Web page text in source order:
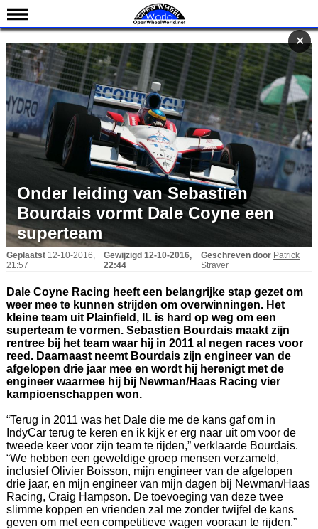
Nieuws
Kalender
Uitslagen
Standen
Coureurs
Teams
Indy 500
English
Onder leiding van Sebastien
Bourdais vormt Dale Coyne een
superteam
Geplaatst 12-10-2016,
21:57
Gewijzigd 12-10-2016,
22:44
Geschreven door Patrick
Straver
Dale Coyne Racing heeft een belangrijke stap gezet om
weer mee te kunnen strijden om overwinningen. Het
kleine team uit Plainfield, IL is hard op weg om een
superteam te vormen. Sebastien Bourdais maakt zijn
rentree bij het team waar hij in 2011 al negen races voor
reed. Daarnaast neemt Bourdais zijn engineer van de
afgelopen drie jaar mee en wordt hij herenigt met de
engineer waarmee hij bij Newman/Haas Racing vier
kampioenschappen won.
“Terug in 2011 was het Dale die me de kans gaf om in
IndyCar terug te keren en ik kijk er erg naar uit om voor de
tweede keer voor zijn team te rijden,” verklaarde Bourdais.
“We hebben een geweldige groep mensen verzameld,
inclusief Olivier Boisson, mijn engineer van de afgelopen
drie jaar, en mijn engineer van mijn dagen bij Newman/Haas
Racing, Craig Hampson. De toevoeging van deze twee
slimme koppen en vrienden zal me zonder twijfel de kans
geven om met een competitieve wagen vooraan te rijden.”
✕
✕